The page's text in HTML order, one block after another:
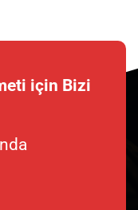
için Bizi